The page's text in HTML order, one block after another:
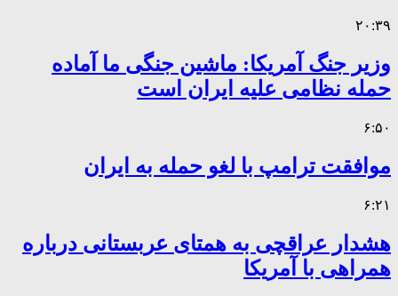
۲۰:۳۹
وزیر جنگ آمریکا: ماشین جنگی ما آماده
حمله نظامی علیه ایران است
۶:۵۰
موافقت ترامپ با لغو حمله به ایران
۶:۲۱
هشدار عراقچی به همتای عربستانی درباره
همراهی با آمریکا